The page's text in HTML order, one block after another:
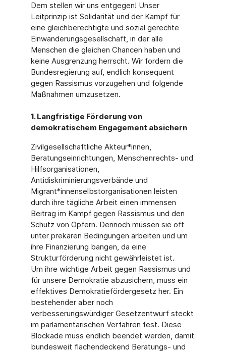
Dem stellen wir uns entgegen! Unser
Leitprinzip ist Solidarität und der Kampf für
eine gleichberechtigte und sozial gerechte
Einwanderungsgesellschaft, in der alle
Menschen die gleichen Chancen haben und
keine Ausgrenzung herrscht. Wir fordern die
Bundesregierung auf, endlich konsequent
gegen Rassismus vorzugehen und folgende
Maßnahmen umzusetzen.
1. Langfristige Förderung von
demokratischem Engagement absichern
Zivilgesellschaftliche Akteur*innen,
Beratungseinrichtungen, Menschenrechts- und
Hilfsorganisationen,
Antidiskriminierungsverbände und
Migrant*innenselbstorganisationen leisten
durch ihre tägliche Arbeit einen immensen
Beitrag im Kampf gegen Rassismus und den
Schutz von Opfern. Dennoch müssen sie oft
unter prekären Bedingungen arbeiten und um
ihre Finanzierung bangen, da eine
Strukturförderung nicht gewährleistet ist.
Um ihre wichtige Arbeit gegen Rassismus und
für unsere Demokratie abzusichern, muss ein
effektives Demokratiefördergesetz her. Ein
bestehender aber noch
verbesserungswürdiger Gesetzentwurf steckt
im parlamentarischen Verfahren fest. Diese
Blockade muss endlich beendet werden, damit
bundesweit flächendeckend Beratungs- und